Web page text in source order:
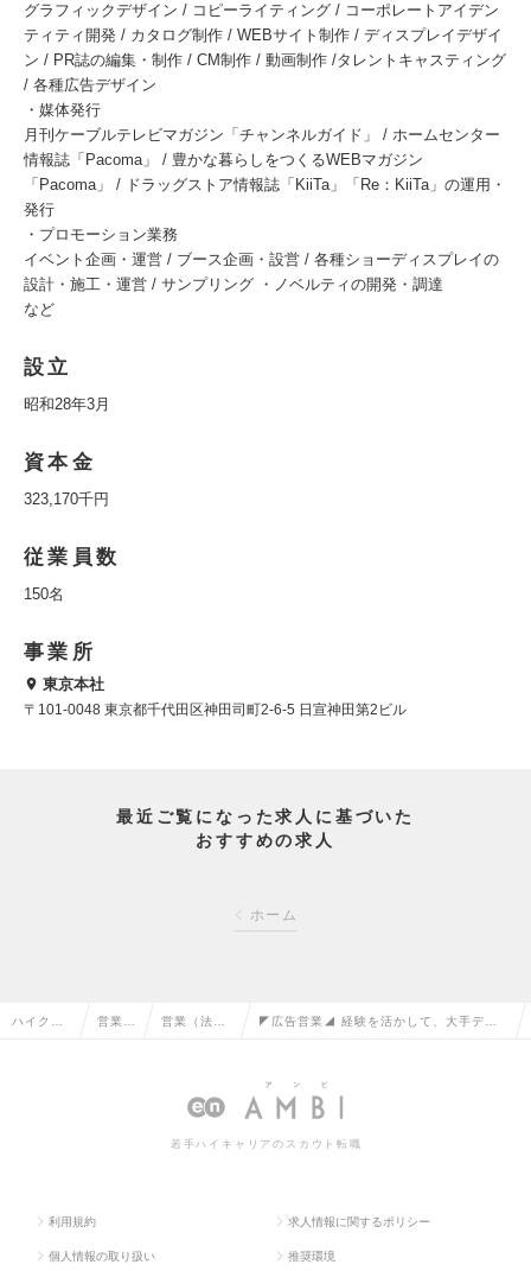
グラフィックデザイン / コピーライティング / コーポレートアイデン
ティティ開発 / カタログ制作 / WEBサイト制作 / ディスプレイデザイ
ン / PR誌の編集・制作 / CM制作 / 動画制作 /タレントキャスティング
/ 各種広告デザイン
・媒体発行
月刊ケーブルテレビマガジン「チャンネルガイド」 / ホームセンター
情報誌「Pacoma」 / 豊かな暮らしをつくるWEBマガジン
「Pacoma」 / ドラッグストア情報誌「KiiTa」「Re：KiiTa」の運用・
発行
・プロモーション業務
イベント企画・運営 / ブース企画・設営 / 各種ショーディスプレイの
設計・施工・運営 / サンプリング ・ノベルティの開発・調達
など
設立
昭和28年3月
資本金
323,170千円
従業員数
150名
事業所
東京本社
〒101-0048 東京都千代田区神田司町2-6-5 日宣神田第2ビル
最近ご覧になった求人に基づいた
おすすめの求人
ホーム
ハイクラ 営業系 営業（法人 ◤広告営業◢ 経験を活かして、大手ディベ
若手ハイキャリアのスカウト転職
利用規約 求人情報に関するポリシー
個人情報の取り扱い 推奨環境